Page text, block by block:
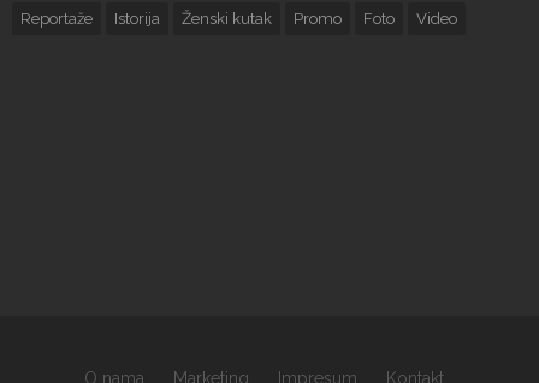
Reportaže Istorija Ženski kutak Promo Foto Video
O nama Marketing Impresum Kontakt